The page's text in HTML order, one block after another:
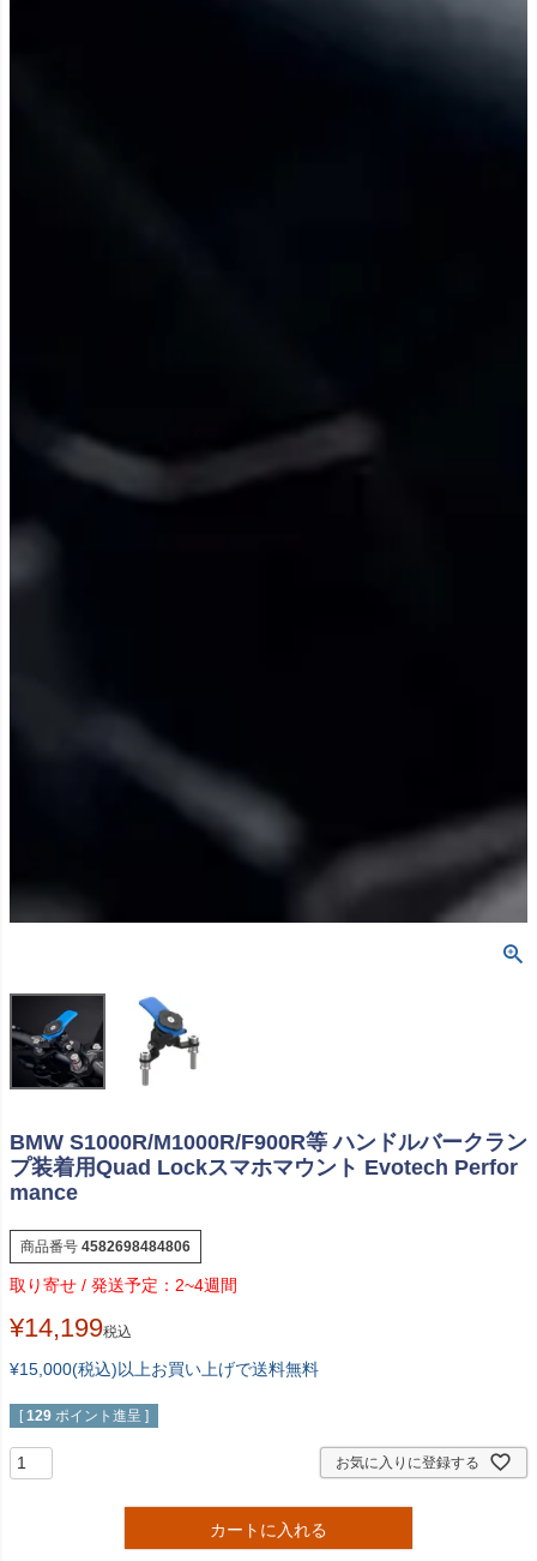
BMW S1000R/M1000R/F900R等 ハンドルバークラン
プ装着用Quad Lockスマホマウント Evotech Perfor
mance
商品番号 4582698484806
2~4週間
¥14,199税込
¥15,000(税込)以上お買い上げで送料無料
[ 129 ポイント進呈 ]
お気に入りに登録する
カートに入れる